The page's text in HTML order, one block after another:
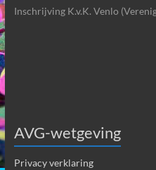
Inschrijving K.v.K. Venlo
AVG-wetgeving
Privacy verklaring